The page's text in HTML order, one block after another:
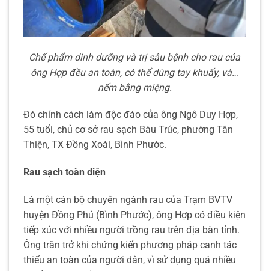
Chế phẩm dinh dưỡng và trị sâu bệnh cho rau của
ông Hợp đều an toàn, có thể dùng tay khuấy, và…
nếm bằng miệng.
Đó chính cách làm độc đáo của ông Ngô Duy Hợp,
55 tuổi, chủ cơ sở rau sạch Bàu Trúc, phường Tân
Thiện, TX Đồng Xoài, Bình Phước.
Rau sạch toàn diện
Là một cán bộ chuyên ngành rau của Trạm BVTV
huyện Đồng Phú (Bình Phước), ông Hợp có điều kiện
tiếp xúc với nhiều người trồng rau trên địa bàn tỉnh.
Ông trăn trở khi chứng kiến phương pháp canh tác
thiếu an toàn của người dân, vì sử dụng quá nhiều